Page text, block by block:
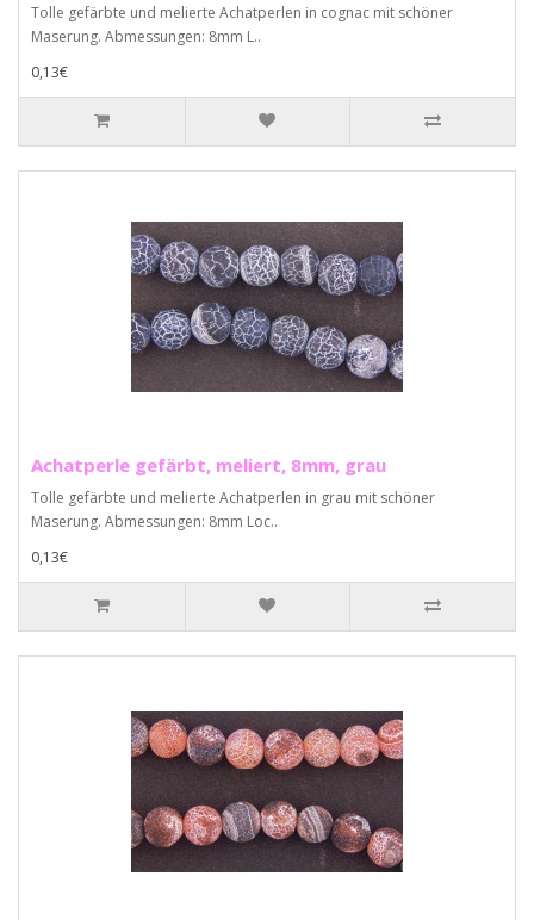
Tolle gefärbte und melierte Achatperlen in cognac mit schöner
Maserung. Abmessungen: 8mm L..
0,13€
Achatperle gefärbt, meliert, 8mm, grau
Tolle gefärbte und melierte Achatperlen in grau mit schöner
Maserung. Abmessungen: 8mm Loc..
0,13€